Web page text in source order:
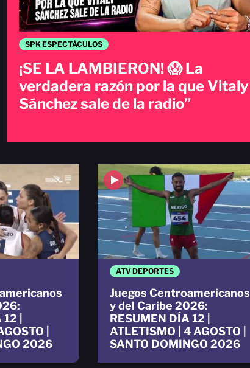
SPK ESPECTÁCULOS
¡SE LA LAMBIERON! 😱 La
verdadera razón por la que Vitaly
Sánchez sale de la radio”
|
|
2026
ATV DEPORTES
Juegos Centroamericanos
y del Caribe 2026:
RESUMEN DÍA 12 |
ATLETISMO | 4 AGOSTO |
SANTO DOMINGO 2026